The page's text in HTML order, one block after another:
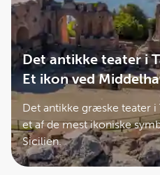
Det antikke teater i
Et ikon ved
Det antikke græske teater i
et af de mest ikoniske
Sicilien.